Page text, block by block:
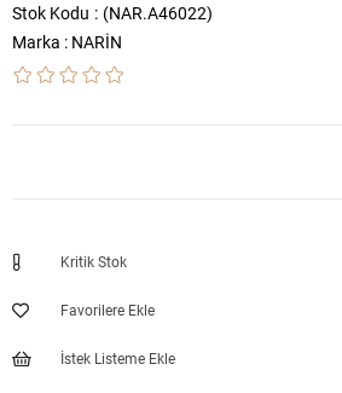
Stok Kodu
(NAR.A46022)
Marka : NARİN
Kritik Stok
Favorilere Ekle
İstek Listeme Ekle